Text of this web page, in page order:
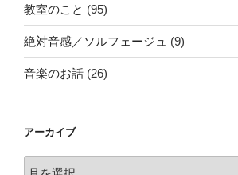
教室のこと (95)
絶対音感／ソルフェージュ (9)
音楽のお話 (26)
アーカイブ